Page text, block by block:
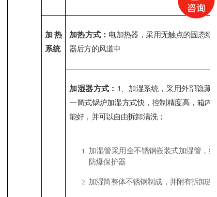
加热
系统
加热方式： 电加热器，采用无触点的固态继
器后方的风道中
加湿器方式： 1 、加湿系统，采用外部隐藏
一筒式锅炉加湿方式快，控制精度高，箱内
能好，并可以自由拆卸清洗；
加湿管采用全不锈钢嵌装式加湿管，
防爆保护器
加湿筒整体不锈钢制成，并附有拆卸连